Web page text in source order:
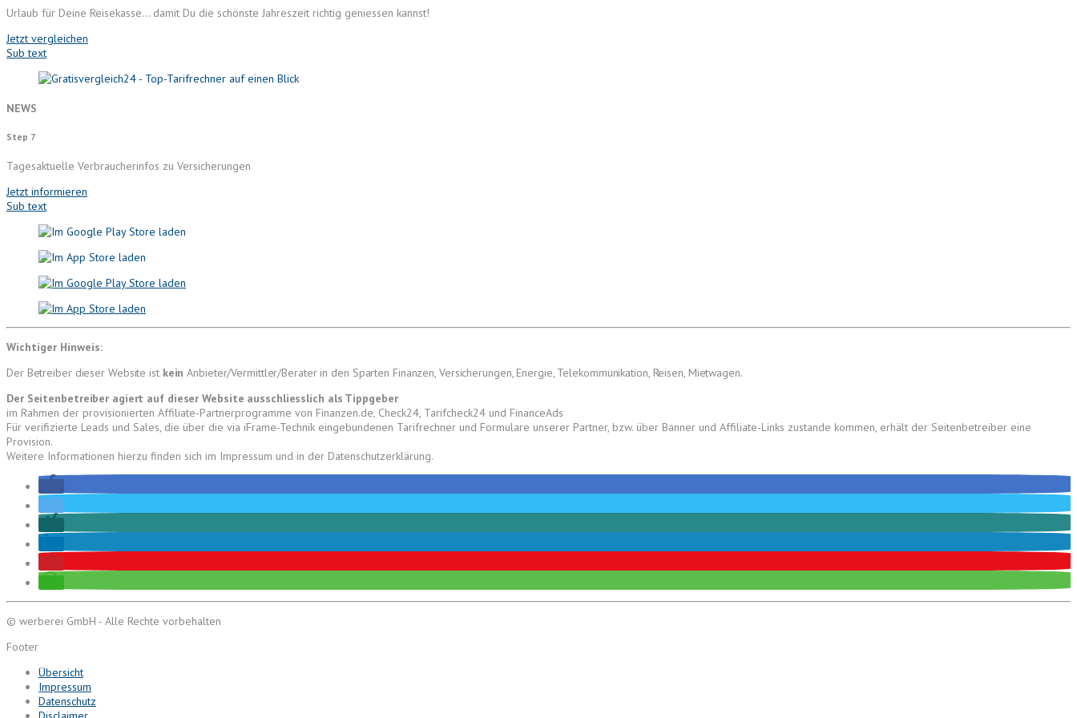
Urlaub für Deine Reisekasse… damit Du die schönste Jahreszeit richtig geniessen kannst!
Jetzt vergleichen
Sub text
NEWS
Step 7
Tagesaktuelle Verbraucherinfos zu Versicherungen
Jetzt informieren
Sub text
Wichtiger Hinweis:
Der Betreiber dieser Website ist kein Anbieter/Vermittler/Berater in den Sparten Finanzen, Versicherungen, Energie, Telekommunikation, Reisen, Mietwagen.
Der Seitenbetreiber agiert auf dieser Website ausschliesslich als Tippgeber
im Rahmen der provisionierten Affiliate-Partnerprogramme von Finanzen.de, Check24, Tarifcheck24 und FinanceAds
Für verifizierte Leads und Sales, die über die via iFrame-Technik eingebundenen Tarifrechner und Formulare unserer Partner, bzw. über Banner und Affiliate-Links zustande kommen, erhält der Seitenbetreiber eine
Provision.
Weitere Informationen hierzu finden sich im Impressum und in der Datenschutzerklärung.
© werberei GmbH - Alle Rechte vorbehalten
Footer
Übersicht
Impressum
Datenschutz